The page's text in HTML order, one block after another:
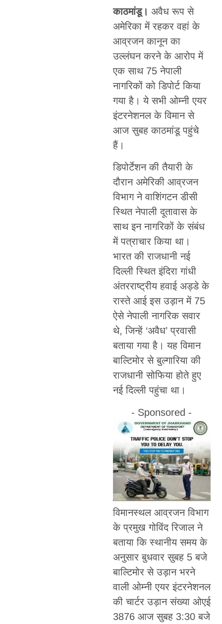
काठमांडू। अवैध रूप से
अमेरिका में रहकर वहां के
आव्रजन कानून का
उल्लंघन करने के आरोप में
एक साथ 75 नेपाली
नागरिकों को डिपोर्ट किया
गया है। ये सभी ओम्नी एयर
इंटरनेशनल के विमान से
आज सुबह काठमांडू पहुंचे
हैं।
डिपोर्टेशन की तैयारी के
दौरान अमेरिकी आव्रजन
विभाग ने वाशिंगटन डीसी
स्थित नेपाली दूतावास के
साथ इन नागरिकों के संबंध
में पत्राचार किया था।
भारत की राजधानी नई
दिल्ली स्थित इंदिरा गांधी
अंतरराष्ट्रीय हवाई अड्डे के
रास्ते आई इस उड़ान में 75
ऐसे नेपाली नागरिक सवार
थे, जिन्हें ‘अवैध’ प्रवासी
बताया गया है। यह विमान
बाल्टिमोर से बुल्गारिया की
राजधानी सोफिया होते हुए
नई दिल्ली पहुंचा था।
- Sponsored -
विमानस्थल आव्रजन विभाग
के प्रमुख गोविंद रिजाल ने
बताया कि स्थानीय समय के
अनुसार बुधवार सुबह 5 बजे
बाल्टिमोर से उड़ान भरने
वाली ओम्नी एयर इंटरनेशनल
की चार्टर उड़ान संख्या ओएई
3876 आज सुबह 3:30 बजे